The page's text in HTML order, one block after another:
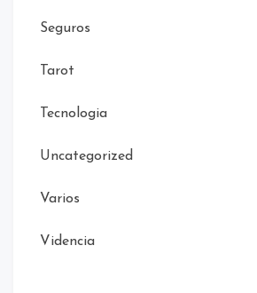
Seguros
Tarot
Tecnologia
Uncategorized
Varios
Videncia